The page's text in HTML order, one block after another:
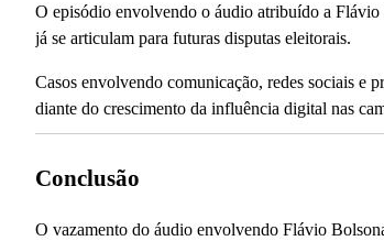
O episódio envolvendo o áudio atribuído a
já se articulam para futuras disputas eleitorais.
Casos envolvendo comunicação, redes sociais e
diante do crescimento da influência digital nas
Conclusão
O vazamento do áudio envolvendo Flávio